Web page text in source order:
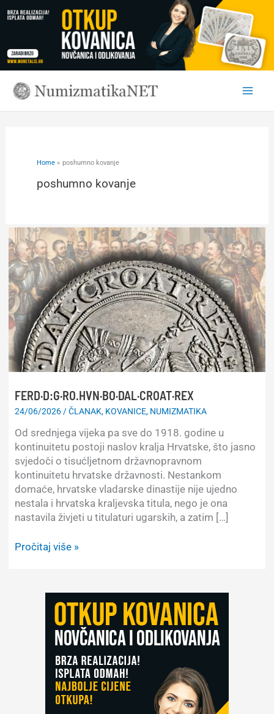
to
Home poshumno kovanje
poshumno kovanje
FERD·D:G·RO.HVN·BO·DAL·CROAT·REX
24/06/2026 /ČLANAK, KOVANICE, NUMIZMATIKA
Od srednjega vijeka pa sve do 1918. godine u
kontinuitetu postoji naslov kralja Hrvatske, što jasno
svjedoči o tisućljetnom državnopravnom
kontinuitetu hrvatske državnosti. Nestankom
domaće, hrvatske vladarske dinastije nije ujedno
nestala i hrvatska kraljevska titula, nego je ona
nastavila živjeti u titulaturi ugarskih, a zatim […]
FERD·D:G·RO.HVN·BO·DAL·CROAT·REX
Pročitaj više »